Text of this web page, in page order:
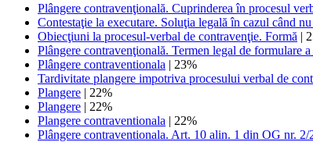
Plângere contravenţională. Cuprinderea în procesul
Contestaţie la executare. Soluţia legală în cazul când
Obiecţiuni la procesul-verbal de contravenţie. Formă |
Plângere contravenţională. Termen legal de formulare
Plângere contraventionala | 23%
Tardivitate plangere impotriva procesului verbal de
Plangere | 22%
Plangere | 22%
Plangere contraventionala | 22%
Plângere contraventionala. Art. 10 alin. 1 din OG nr.